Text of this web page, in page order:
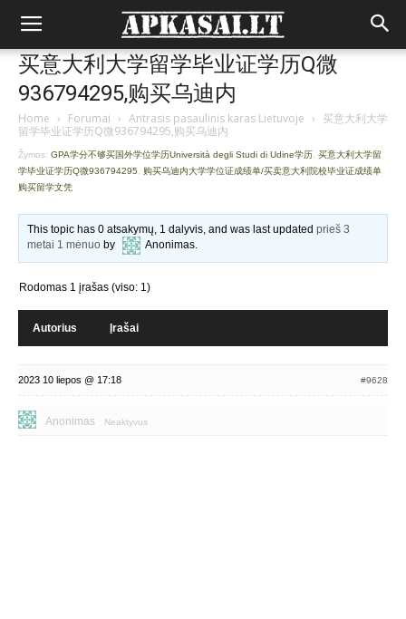
买意大利大学留学毕业证学历Q微
936794295,购买乌迪内
Home › Forumai › Antrasis pasaulinis karas Lietuvoje › 买意大利大学
留学毕业证学历Q微936794295,购买乌迪内
Žymos: GPA学分不够买国外学位学历Università degli Studi di Udine学历 买意大利大学留
学毕业证学历Q微936794295
购买乌迪内大学学位证成绩单/买卖意大利院校毕业证成绩单
购买留学文凭
This topic has 0 atsakymų, 1 dalyvis, and was last updatedprieš 3
metai 1 mėnuo by Anonimas.
Rodomas 1 įrašas (viso: 1)
Autorius Įrašai
2023 10 liepos @ 17:18 #9628
Anonimas Neaktyvus